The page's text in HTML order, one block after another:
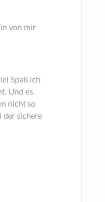
von mir
Spaß ich
Und es
nicht so
der sichere